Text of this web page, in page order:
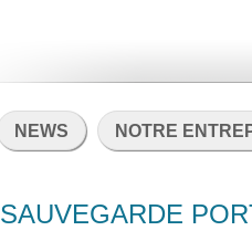
NEWS NOTRE
SAUVEGARDE